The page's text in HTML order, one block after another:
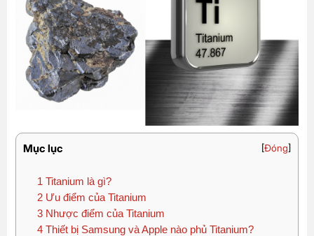
Mục lục [Đóng]
1 Titanium là gì?
2 Ưu điểm của Titanium
3 Nhược điểm của Titanium
4 Thiết bị Samsung và Apple nào phủ Titanium?